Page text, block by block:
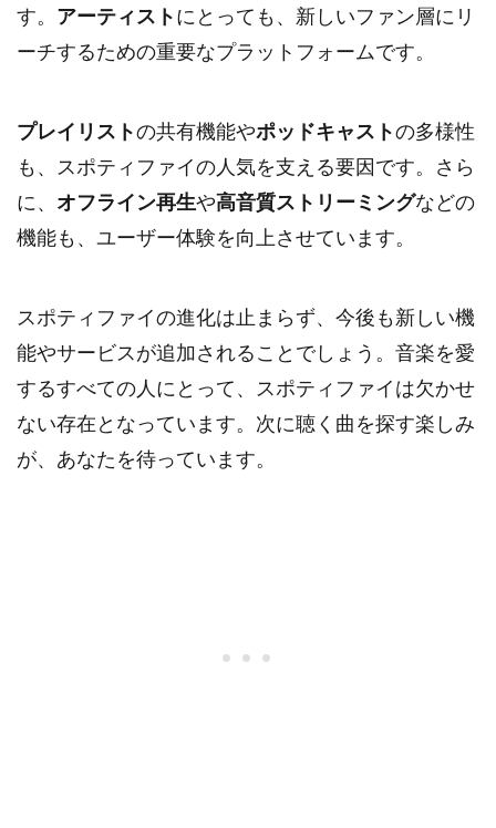
す。 アーティストにとっても、新しいファン層にリ
ーチするための重要なプラットフォームです。
プレイリストの共有機能やポッドキャストの多様性
も、スポティファイの人気を支える要因です。さら
に、 オフライン再生や高音質ストリーミングなどの
機能も、ユーザー体験を向上させています。
スポティファイの進化は止まらず、今後も新しい機
能やサービスが追加されることでしょう。音楽を愛
するすべての人にとって、スポティファイは欠かせ
ない存在となっています。次に聴く曲を探す楽しみ
が、あなたを待っています。